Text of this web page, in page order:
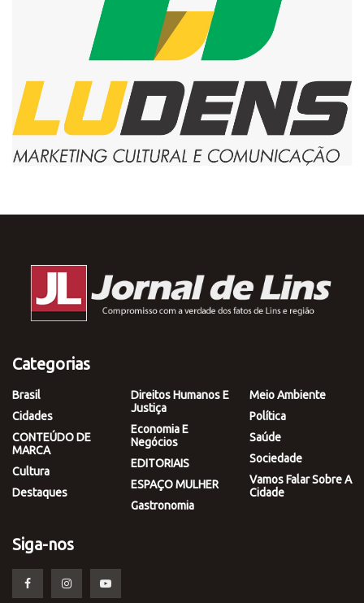
Categorias
Brasil
Cidades
CONTEÚDO DE
MARCA
Cultura
Destaques
Direitos Humanos E
Justiça
Economia E
Negócios
EDITORIAIS
ESPAÇO MULHER
Gastronomia
Meio Ambiente
Política
Saúde
Sociedade
Vamos Falar Sobre A
Cidade
Siga-nos